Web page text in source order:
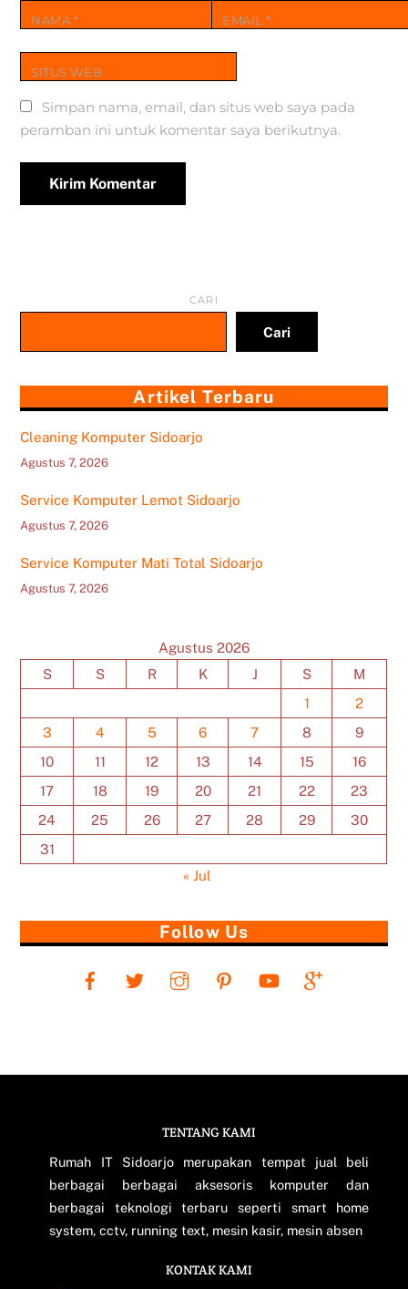
NAMA * EMAIL*
SITUS WEB
Simpan nama, email, dan situs web saya pada
peramban ini untuk komentar saya berikutnya.
CARI
Cari
Artikel Terbaru
Cleaning Komputer Sidoarjo
Agustus 7, 2026
Service Komputer Lemot Sidoarjo
Agustus 7, 2026
Service Komputer Mati Total Sidoarjo
Agustus 7, 2026
Agustus 2026
S
S R K J S
M
1
2
3
4 5 6 7 8
9
10
11 12 13 14 15
16
17
18 19 20 21 22
23
24
25 26 27 28 29
30
31
« Jul
Follow Us
TENTANG KAMI
Rumah IT Sidoarjo merupakan tempat jual beli
berbagai berbagai aksesoris komputer dan
berbagai teknologi terbaru seperti smart home
system, cctv, running text, mesin kasir, mesin absen
KONTAK KAMI
Back
To
Top